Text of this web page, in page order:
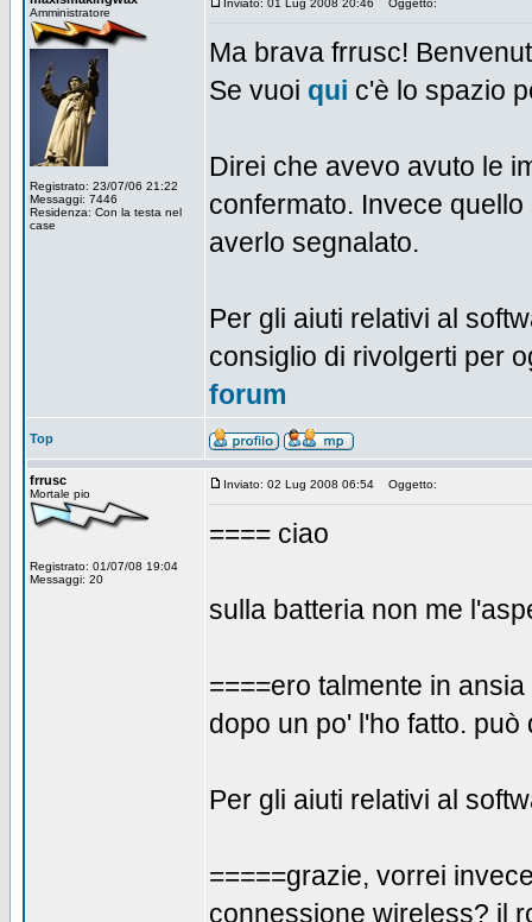
Amministratore
Registrato: 23/07/06 21:22
Messaggi: 7446
Residenza: Con la testa nel
case
Inviato: 01 Lug 2008 20:46 Oggetto:
Ma brava frrusc!
Se vuoi qui c'è lo spazio
Direi che avevo avuto le
confermato. Invece
averlo segnalato.
Per gli aiuti relativi al
consiglio di rivolgerti per
forum
Top
frrusc
Mortale pio
Registrato: 01/07/08 19:04
Messaggi: 20
Inviato: 02 Lug 2008 06:54 Oggetto:
==== ciao
sulla batteria non me
====ero talmente in
dopo un po' l'ho fatto.
Per gli aiuti relativi al
=====grazie, vorrei
connessione wireless? il